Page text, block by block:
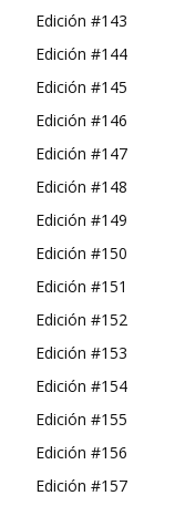
Edición #143
Edición #144
Edición #145
Edición #146
Edición #147
Edición #148
Edición #149
Edición #150
Edición #151
Edición #152
Edición #153
Edición #154
Edición #155
Edición #156
Edición #157